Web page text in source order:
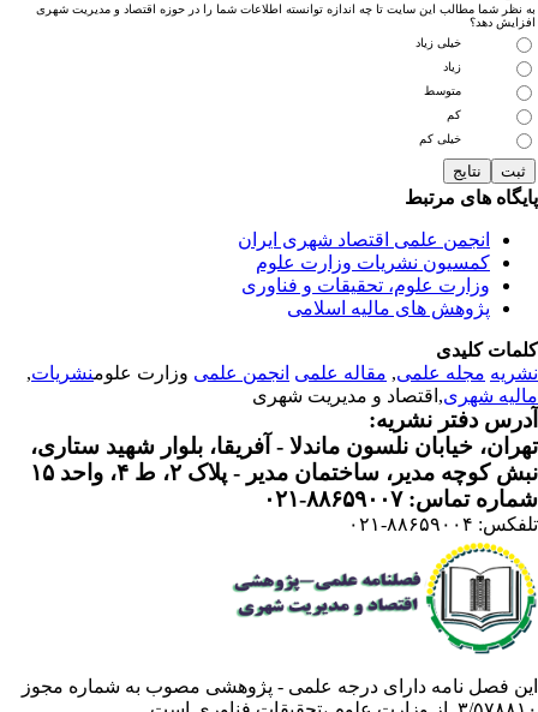
نظر شما مطالب این سایت تا چه اندازه توانسته اطلاعات شما را در حوزه اقتصاد و مدیریت شهری
دهد؟
خیلی زیاد
زیاد
متوسط
خیلی کم
های مرتبط
انجمن علمی اقتصاد شهری ایران
کمسیون نشریات وزارت علوم
وزارت علوم، تحقیقات و فناوری
پژوهش های مالیه اسلامی
کلیدی
مجله علمی, مقاله علمی انجمن علمیوزارت علومنشریات,
شهری ,اقتصاد و مدیریت شهری
دفتر نشریه:
خیابان نلسون ماندلا - آفریقا، بلوار شهید ستاری،
کوچه مدیر، ساختمان مدیر - پلاک ۲، ط ۴، واحد ۱۵
تماس: ۸۸۶۵۹۰۰۷-۰۲۱
۸۸۶۵۹۰۰۴-۰۲۱
فصل نامه دارای درجه علمی - پژوهشی مصوب به شماره مجوز